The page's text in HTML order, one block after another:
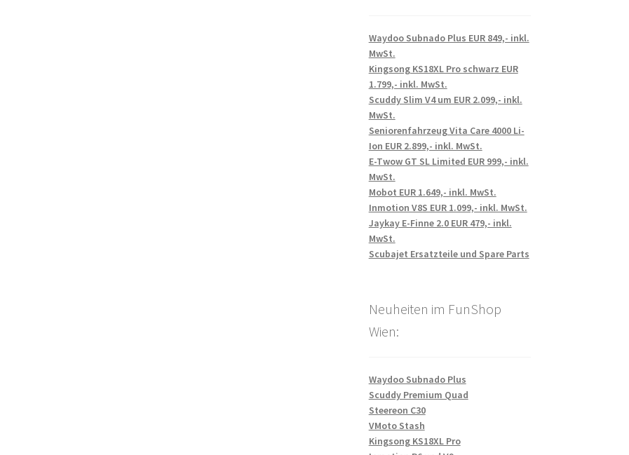
Waydoo Subnado Plus EUR 849,- inkl.
MwSt.
Kingsong KS18XL Pro schwarz EUR
1.799,- inkl. MwSt.
Scuddy Slim V4 um EUR 2.099,- inkl.
MwSt.
Seniorenfahrzeug Vita Care 4000 Li-
Ion EUR 2.899,- inkl. MwSt.
E-Twow GT SL Limited EUR 999,- inkl.
MwSt.
Mobot EUR 1.649,- inkl. MwSt.
Inmotion V8S EUR 1.099,- inkl. MwSt.
Jaykay E-Finne 2.0 EUR 479,- inkl.
MwSt.
Scubajet Ersatzteile und Spare Parts
Neuheiten im FunShop
Wien:
Waydoo Subnado Plus
Scuddy Premium Quad
Steereon C30
VMoto Stash
Kingsong KS18XL Pro